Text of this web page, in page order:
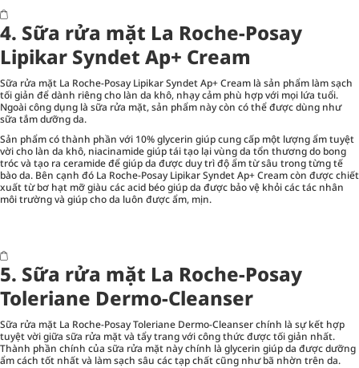
4. Sữa rửa mặt La Roche-Posay
Lipikar Syndet Ap+ Cream
Sữa rửa mặt La Roche-Posay Lipikar Syndet Ap+ Cream là sản phẩm làm sạch
tối giản để dành riêng cho làn da khô, nhạy cảm phù hợp với mọi lứa tuổi.
Ngoài công dụng là sữa rửa mặt, sản phẩm này còn có thể được dùng như
sữa tắm dưỡng da.
Sản phẩm có thành phần với 10% glycerin giúp cung cấp một lượng ẩm tuyệt
vời cho làn da khô, niacinamide giúp tái tạo lại vùng da tổn thương do bong
tróc và tạo ra ceramide để giúp da được duy trì độ ẩm từ sâu trong từng tế
bào da. Bên cạnh đó La Roche-Posay Lipikar Syndet Ap+ Cream còn được chiết
xuất từ bơ hạt mỡ giàu các acid béo giúp da được bảo vệ khỏi các tác nhân
môi trường và giúp cho da luôn được ẩm, mịn.
5. Sữa rửa mặt La Roche-Posay
Toleriane Dermo-Cleanser
Sữa rửa mặt La Roche-Posay Toleriane Dermo-Cleanser chính là sự kết hợp
tuyệt vời giữa sữa rửa mặt và tẩy trang với công thức được tối giản nhất.
Thành phần chính của sữa rửa mặt này chính là glycerin giúp da được dưỡng
ẩm cách tốt nhất và làm sạch sâu các tạp chất cũng như bã nhờn trên da.